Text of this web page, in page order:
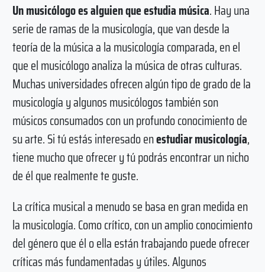
Un musicólogo es alguien que estudia música. Hay una
serie de ramas de la musicología, que van desde la
teoría de la música a la musicología comparada, en el
que el musicólogo analiza la música de otras culturas.
Muchas universidades ofrecen algún tipo de grado de la
musicología y algunos musicólogos también son
músicos consumados con un profundo conocimiento de
su arte. Si tú estás interesado enestudiar musicología,
tiene mucho que ofrecer y tú podrás encontrar un nicho
de él que realmente te guste.
La crítica musical a menudo se basa en gran medida en
la musicología. Como crítico, con un amplio conocimiento
del género que él o ella están trabajando puede ofrecer
críticas más fundamentadas y útiles. Algunos